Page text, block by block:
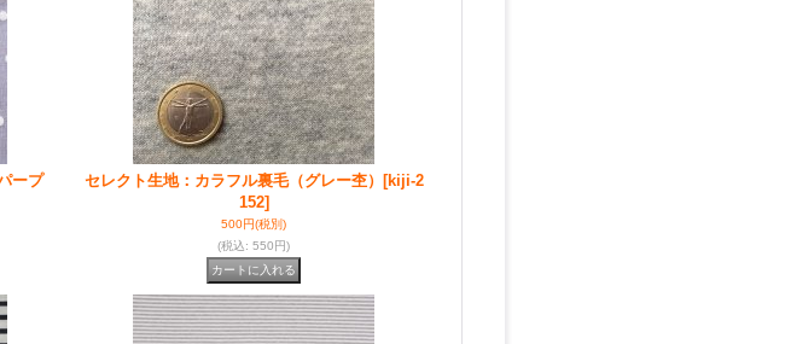
ープ
セレクト生地：カラフル裏毛（グレー杢）
[kiji-2
152]
500円(税別)
(税込: 550円)